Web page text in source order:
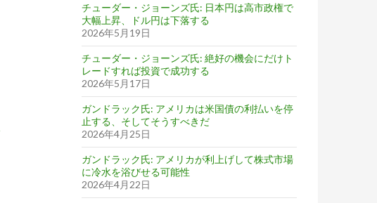
チューダー・ジョーンズ氏: 日本円は高市政権で
大幅上昇、ドル円は下落する
2026年5月19日
チューダー・ジョーンズ氏: 絶好の機会にだけト
レードすれば投資で成功する
2026年5月17日
ガンドラック氏: アメリカは米国債の利払いを停
止する、そしてそうすべきだ
2026年4月25日
ガンドラック氏: アメリカが利上げして株式市場
に冷水を浴びせる可能性
2026年4月22日